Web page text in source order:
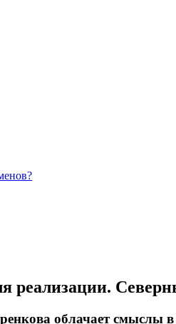
реализации.
облачает смыслы